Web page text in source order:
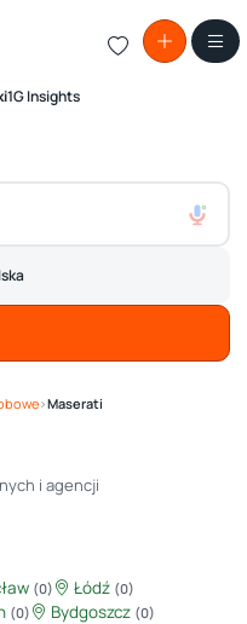
1G Insights
›Maserati
i agencji
(0) Łódź (0)
(0) Bydgoszcz (0)